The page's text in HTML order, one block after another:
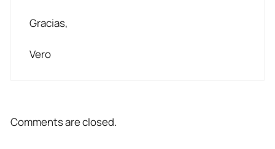
Gracias,
Vero
Comments are closed.